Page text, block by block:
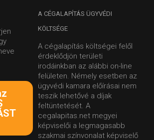
A CÉGALAPÍTÁS ÜGYVÉDI
KÖLTSÉGE
A cégalapítás költségei felől
érdeklődjön területi
irodáinkban az alábbi on-line
felületen. Némely esetben az
ügyvédi kamara előírásai nem
teszik lehetővé a díjak
feltüntetését. A
cegalapitas.net megyei
képviselői a legmagasabb
szakmai színvonalat képviselő